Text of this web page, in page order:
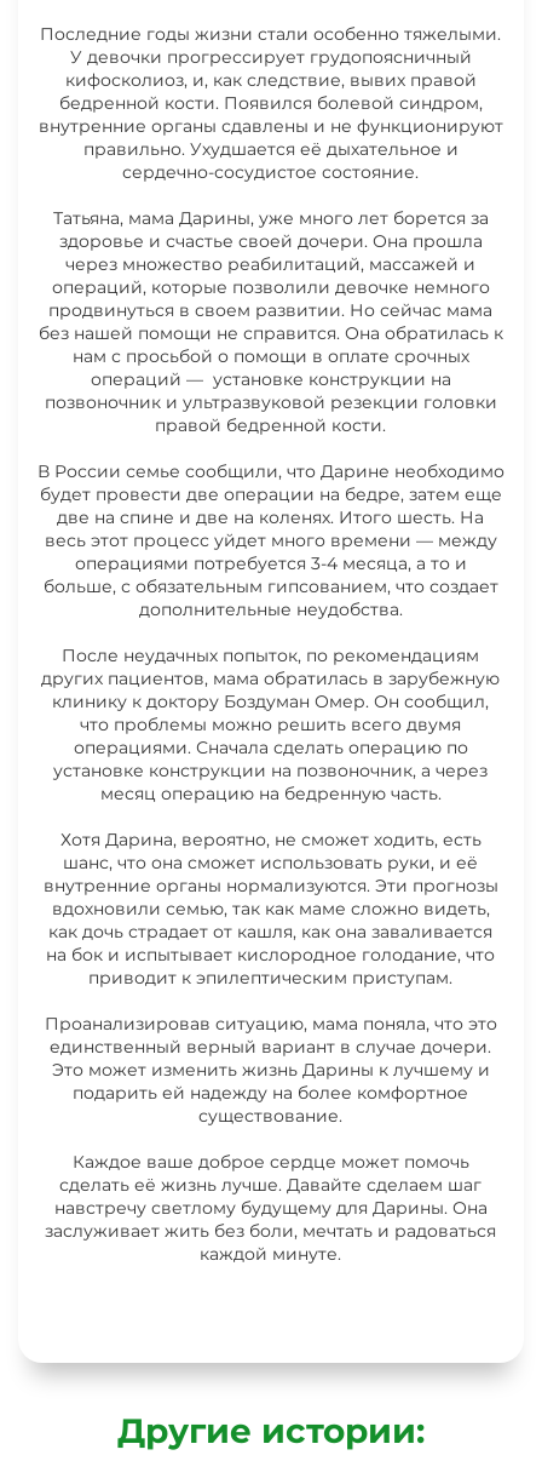
Последние годы жизни стали особенно тяжелыми.
У девочки прогрессирует грудопоясничный
кифосколиоз, и, как следствие, вывих правой
бедренной кости. Появился болевой синдром,
внутренние органы сдавлены и не функционируют
правильно. Ухудшается её дыхательное и
сердечно-сосудистое состояние.
Татьяна, мама Дарины, уже много лет борется за
здоровье и счастье своей дочери. Она прошла
через множество реабилитаций, массажей и
операций, которые позволили девочке немного
продвинуться в своем развитии. Но сейчас мама
без нашей помощи не справится. Она обратилась к
нам с просьбой о помощи в оплате срочных
операций — установке конструкции на
позвоночник и ультразвуковой резекции головки
правой бедренной кости.
В России семье сообщили, что Дарине необходимо
будет провести две операции на бедре, затем еще
две на спине и две на коленях. Итого шесть. На
весь этот процесс уйдет много времени — между
операциями потребуется 3-4 месяца, а то и
больше, с обязательным гипсованием, что создает
дополнительные неудобства.
После неудачных попыток, по рекомендациям
других пациентов, мама обратилась в зарубежную
клинику к доктору Боздуман Омер. Он сообщил,
что проблемы можно решить всего двумя
операциями. Сначала сделать операцию по
установке конструкции на позвоночник, а через
месяц операцию на бедренную часть.
Хотя Дарина, вероятно, не сможет ходить, есть
шанс, что она сможет использовать руки, и её
внутренние органы нормализуются. Эти прогнозы
вдохновили семью, так как маме сложно видеть,
как дочь страдает от кашля, как она заваливается
на бок и испытывает кислородное голодание, что
приводит к эпилептическим приступам.
Проанализировав ситуацию, мама поняла, что это
единственный верный вариант в случае дочери.
Это может изменить жизнь Дарины к лучшему и
подарить ей надежду на более комфортное
существование.
Каждое ваше доброе сердце может помочь
сделать её жизнь лучше. Давайте сделаем шаг
навстречу светлому будущему для Дарины. Она
заслуживает жить без боли, мечтать и радоваться
каждой минуте.
Счёт из клиники
Выписка из клиники
Медицинская выписка
10.03.2025 НОВОСТИ РЕПИНОЙ
ДАРИНЫ
17.02.2025 НОВОСТИ РЕПИНОЙ
ДАРИНЫ
03.02.2025 НОВОСТИ РЕПИНОЙ
ДАРИНЫ
03.02.2025 НОВОСТИ РЕПИНОЙ
ДАРИНЫ
27.01.2025 НОВОСТИ РЕПИНОЙ
ДАРИНЫ
22.01.2025 НОВОСТИ РЕПИНОЙ
ДАРИНЫ
Другие истории: